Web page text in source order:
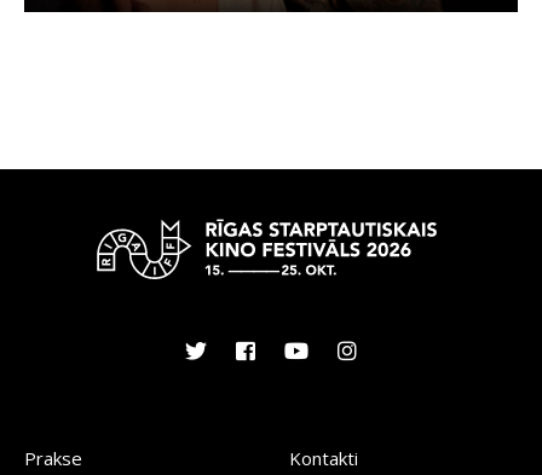
Prakse
Kontakti